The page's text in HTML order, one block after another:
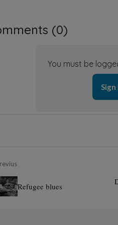
(0)
You must be
Sign
Refugee blues